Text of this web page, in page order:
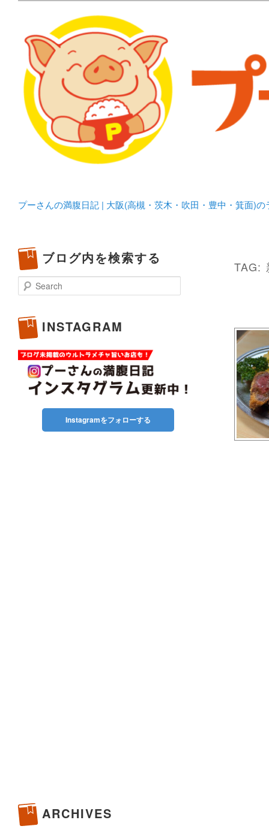
プーさんの満腹日記 |
豊中・箕面)のランチ＆
化してます。
プーさんの満腹日記 | 大阪(高槻・茨木・吹田・豊中・箕面)
TAG:
ブログ内を検索する
Search
INSTAGRAM
Instagramをフォローする
ARCHIVES